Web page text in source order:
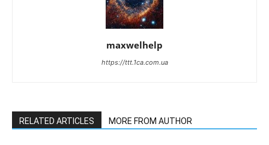
maxwelhelp
https://ttt.1ca.com.ua
RELATED ARTICLES MORE FROM AUTHOR